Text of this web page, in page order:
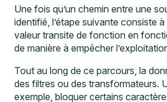
Une fois qu’un chemin entre une
identifié, l’étape suivante consiste
valeur transite de fonction en
de manière à empêcher
Tout au long de ce parcours, la
des filtres ou des transformateurs.
exemple, bloquer certains